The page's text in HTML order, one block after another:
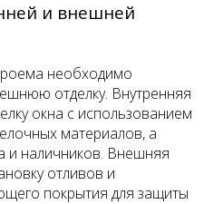
и внешней
необходимо
отделку. Внутренняя
окна с использованием
материалов, а
и наличников. Внешняя
отливов и
покрытия для защиты